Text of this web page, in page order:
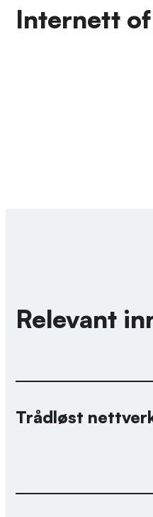
Internett
Relevant
Trådløst